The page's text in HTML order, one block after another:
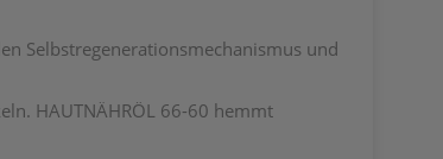
Selbstregenerationsmechanismus und
HAUTNÄHRÖL 66-60 hemmt